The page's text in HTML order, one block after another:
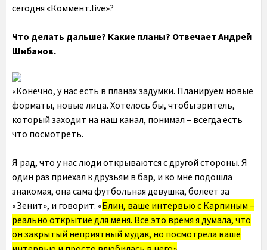
сегодня «Коммент.live»?
Что делать дальше? Какие планы? Отвечает Андрей
Шибанов.
«Конечно, у нас есть в планах задумки. Планируем новые
форматы, новые лица. Хотелось бы, чтобы зритель,
который заходит на наш канал, понимал – всегда есть
что посмотреть.
Я рад, что у нас люди открываются с другой стороны. Я
один раз приехал к друзьям в бар, и ко мне подошла
знакомая, она сама футбольная девушка, болеет за
«Зенит», и говорит: «Блин, ваше интервью с Карпиным –
реально открытие для меня. Все это время я думала, что
он закрытый неприятный мудак, но посмотрела ваше